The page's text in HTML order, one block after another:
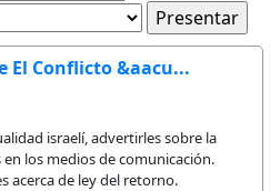
El Conflicto &aacu...
israelí, advertirles sobre la
los medios de comunicación.
acerca de ley del retorno.